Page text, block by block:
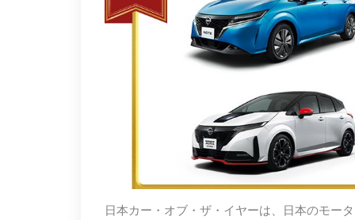
日本カー・オブ・ザ・イヤーは、日本のモー